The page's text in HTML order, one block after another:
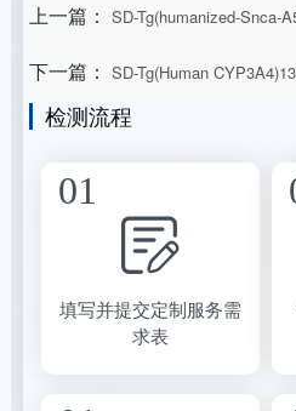
上一篇： SD-Tg(humanized-Snca-
下一篇： SD-Tg(Human
检测流程
填写并提交定制服务需
求表